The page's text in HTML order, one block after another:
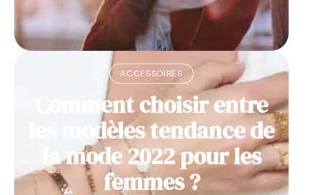
ACCESSOIRES
Comment choisir entre
les modèles tendance de
la mode 2022 pour les
femmes ?